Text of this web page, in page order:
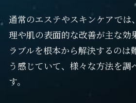
通常のエステやスキンケアでは、
理や肌の表面的な改善が主な効
ラブルを根本から解決するのは
う感じていて、様々な方法を調
す。